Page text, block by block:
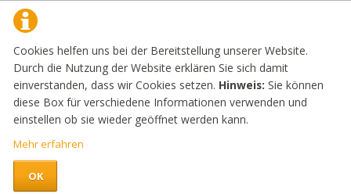
Cookies helfen uns bei der Bereitstellung unserer Website.
Durch die Nutzung der Website erklären Sie sich damit
einverstanden, dass wir Cookies setzen. Hinweis: Sie können
diese Box für verschiedene Informationen verwenden und
einstellen ob sie wieder geöffnet werden kann.
Mehr erfahren
OK